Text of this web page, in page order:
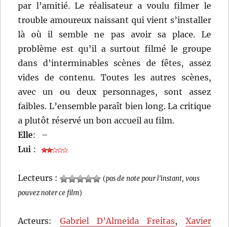
par l’amitié. Le réalisateur a voulu filmer le
trouble amoureux naissant qui vient s’installer
là où il semble ne pas avoir sa place. Le
problème est qu’il a surtout filmé le groupe
dans d’interminables scènes de fêtes, assez
vides de contenu. Toutes les autres scènes,
avec un ou deux personnages, sont assez
faibles. L’ensemble paraît bien long. La critique
a plutôt réservé un bon accueil au film.
Elle:
–
Lui :
Lecteurs : (pas de note pour l'instant, vous
pouvez noter ce film)
Acteurs: Gabriel D’Almeida Freitas, Xavier